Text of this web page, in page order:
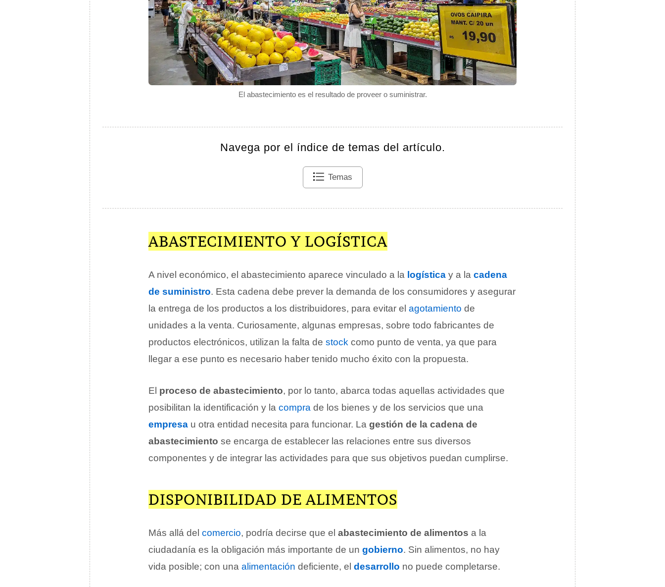
El abastecimiento es el resultado de proveer o suministrar.
Navega por el índice de temas del artículo.
Temas
ABASTECIMIENTO Y LOGÍSTICA
A nivel económico, el abastecimiento aparece vinculado a la logística y a la cadena
de suministro. Esta cadena debe prever la demanda de los consumidores y asegurar
la entrega de los productos a los distribuidores, para evitar el agotamiento de
unidades a la venta. Curiosamente, algunas empresas, sobre todo fabricantes de
productos electrónicos, utilizan la falta de stock como punto de venta, ya que para
llegar a ese punto es necesario haber tenido mucho éxito con la propuesta.
El proceso de abastecimiento, por lo tanto, abarca todas aquellas actividades que
posibilitan la identificación y la compra de los bienes y de los servicios que una
empresa u otra entidad necesita para funcionar. La gestión de la cadena de
abastecimiento se encarga de establecer las relaciones entre sus diversos
componentes y de integrar las actividades para que sus objetivos puedan cumplirse.
DISPONIBILIDAD DE ALIMENTOS
Más allá del comercio, podría decirse que el abastecimiento de alimentos a la
ciudadanía es la obligación más importante de un gobierno. Sin alimentos, no hay
vida posible; con una alimentación deficiente, el desarrollo no puede completarse.